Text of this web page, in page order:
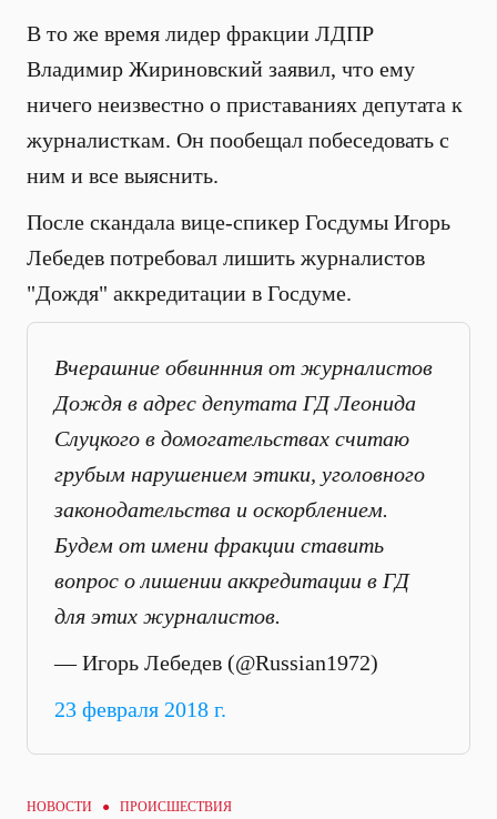
В то же время лидер фракции ЛДПР
Владимир Жириновский заявил, что ему
ничего неизвестно о приставаниях депутата к
журналисткам. Он пообещал побеседовать с
ним и все выяснить.
После скандала вице-спикер Госдумы Игорь
Лебедев потребовал лишить журналистов
"Дождя" аккредитации в Госдуме.
Вчерашние обвиннния от журналистов
Дождя в адрес депутата ГД Леонида
Слуцкого в домогательствах считаю
грубым нарушением этики, уголовного
законодательства и оскорблением.
Будем от имени фракции ставить
вопрос о лишении аккредитации в ГД
для этих журналистов.
— Игорь Лебедев (@Russian1972)
23 февраля 2018 г.
НОВОСТИ ● ПРОИСШЕСТВИЯ